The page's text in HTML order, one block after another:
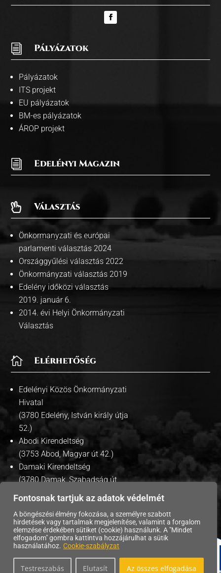
Fontosnak tartjuk az adatok védelmét
A böngészési élmény fokozása, a személyre szabott
hirdetések vagy tartalmak megjelenítése, valamint a forgalom
elemzése érdekében sütiket (cookie) használunk. A "Mindet
elfogadom" gombra kattintva hozzájárulhat a sütik
használatához. Cookie-szabályzat
Testreszabás Elutasít Az összes elfogadása
i Pályázatok
Pályázatok
ITS projekt
EU pályázatok
BM-es pályázatok
ÁROP projekt
i Edelényi Magazin
 Választás
Önkormanyzati és európai
parlamenti választás 2024
Országgyűlési választás 2022
Önkormányzati választás 2019
Edelény időközi választás
2019. január 6.
2014. évi Helyi Önkormányzati
Választás
 Elérhetőség
Edelényi Közös Önkormányzati
Hivatal
(3780 Edelény, István király útja
52.)
Abodi Kirendeltség
(3753 Abod, Magyar út 42.)
Damaki Kirendeltség
(3780 Damak, Szabadság út
Copyright © 2026 | Edelény Város Önkormányzata. |
Adatvédelmi tájékoztató